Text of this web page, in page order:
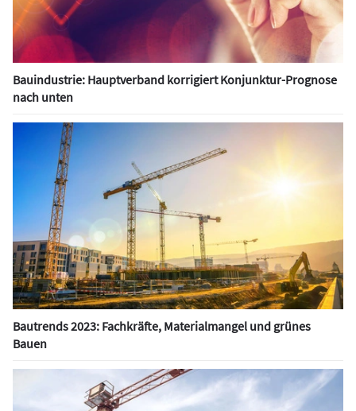
Bauindustrie: Hauptverband korrigiert Konjunktur-Prognose
nach unten
Bautrends 2023: Fachkräfte, Materialmangel und grünes
Bauen